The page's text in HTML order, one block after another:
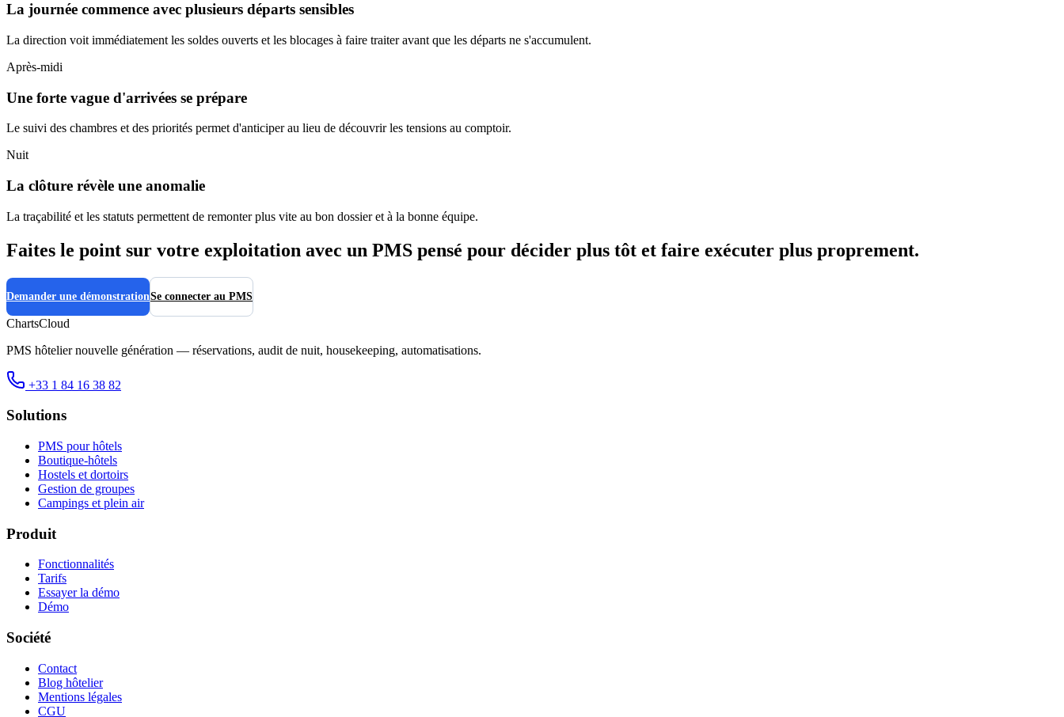
La journée commence avec plusieurs départs sensibles
La direction voit immédiatement les soldes ouverts et les blocages à faire traiter avant que les départs ne s'accumulent.
Après-midi
Une forte vague d'arrivées se prépare
Le suivi des chambres et des priorités permet d'anticiper au lieu de découvrir les tensions au comptoir.
Nuit
La clôture révèle une anomalie
La traçabilité et les statuts permettent de remonter plus vite au bon dossier et à la bonne équipe.
Faites le point sur votre exploitation avec un PMS pensé pour décider plus tôt et faire exécuter plus proprement.
Demander une démonstrationSe connecter au PMS
ChartsCloud
PMS hôtelier nouvelle génération — réservations, audit de nuit, housekeeping, automatisations.
+33 1 84 16 38 82
Solutions
PMS pour hôtels
Boutique-hôtels
Hostels et dortoirs
Gestion de groupes
Campings et plein air
Produit
Fonctionnalités
Tarifs
Essayer la démo
Démo
Société
Contact
Blog hôtelier
Mentions légales
CGU